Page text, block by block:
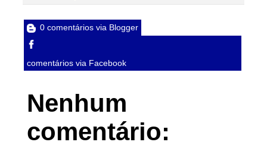
0 comentários via Blogger
comentários via Facebook
Nenhum
comentário: